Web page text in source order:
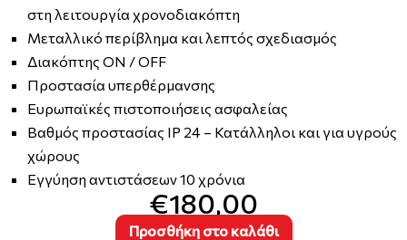
στη λειτουργία χρονοδιακόπτη
Μεταλλικό περίβλημα και λεπτός σχεδιασμός
Διακόπτης ON / OFF
Προστασία υπερθέρμανσης
Ευρωπαϊκές πιστοποιήσεις ασφαλείας
Βαθμός προστασίας IP 24 – Κατάλληλοι και για υγρούς
χώρους
Εγγύηση αντιστάσεων 10 χρόνια
€180,00
Προσθήκη στο καλάθι